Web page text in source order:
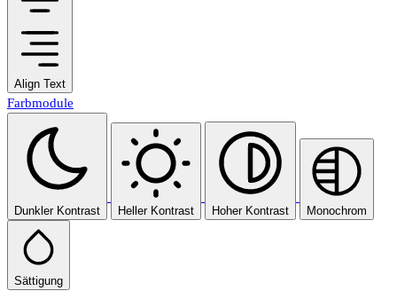
Align Text
Farbmodule
Dunkler Kontrast Heller Kontrast Hoher Kontrast Monochrom
Sättigung